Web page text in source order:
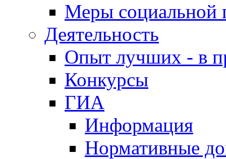
Меры социальной
Деятельность
Опыт лучших - в
Конкурсы
ГИА
Информация
Нормативные